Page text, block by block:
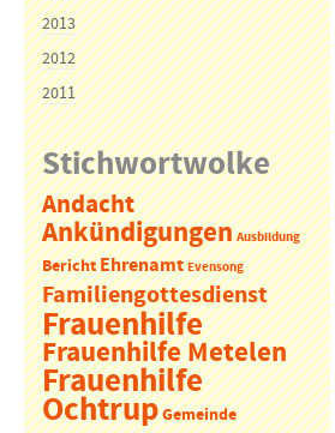
2013
2012
2011
Stichwortwolke
Andacht
Ankündigungen Ausbildung
Bericht Ehrenamt Evensong
Familiengottesdienst
Frauenhilfe
Frauenhilfe Metelen
Frauenhilfe
Ochtrup Gemeinde